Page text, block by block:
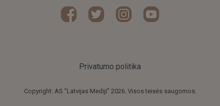
Copyright: AS "Latvijas Mediji" 2026. Visos teisės saugomos.
Privatumo politika